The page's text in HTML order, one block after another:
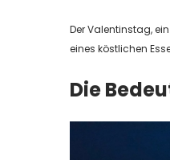
Der Valentinstag,
eines köstlichen
Die